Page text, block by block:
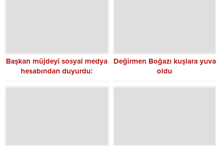
Başkan müjdeyi sosyal medya
hesabından duyurdu:
Siverek’e 100 yataklı
Değirmen Boğazı kuşlara yuva
oldu